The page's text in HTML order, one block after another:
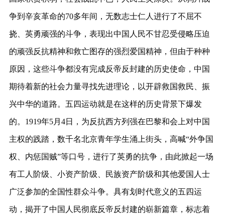
争到辛亥革命的70多年间，无数志士仁人进行了不屈不
挠、英勇顽强的斗争，表现出中国人民不甘忍受侵略压迫
的顽强反抗精神和救亡图存的强烈爱国精神，但由于种种
原因，这些斗争都没有完成反帝反封建的历史使命，中国
期待着新的社会力量寻找先进理论，以开辟救国救民、振
兴中华的道路。五四运动就是在这样的历史背景下爆发
的。1919年5月4日，为反抗西方列强在巴黎和会上对中国
主权的践踏，数千名北京青年学生涌上街头，高喊“外争国
权、内惩国贼”等口号，进行了英勇的抗争，由此掀起一场
有工人阶级、小资产阶级、民族资产阶级和其他爱国人士
广泛参加的全国性群众斗争。具有划时代意义的五四运
动，揭开了中国人民彻底反帝反封建的崭新篇章，标志着